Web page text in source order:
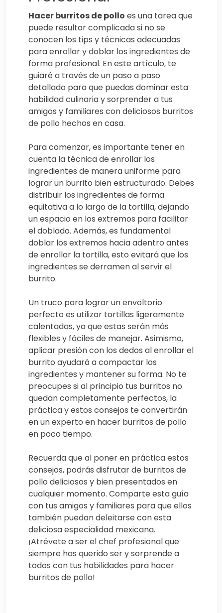
Hacer burritos de pollo es una tarea que
puede resultar complicada si no se
conocen los tips y técnicas adecuadas
para enrollar y doblar los ingredientes de
forma profesional. En este artículo, te
guiaré a través de un paso a paso
detallado para que puedas dominar esta
habilidad culinaria y sorprender a tus
amigos y familiares con deliciosos burritos
de pollo hechos en casa.
Para comenzar, es importante tener en
cuenta la técnica de enrollar los
ingredientes de manera uniforme para
lograr un burrito bien estructurado. Debes
distribuir los ingredientes de forma
equitativa a lo largo de la tortilla, dejando
un espacio en los extremos para facilitar
el doblado. Además, es fundamental
doblar los extremos hacia adentro antes
de enrollar la tortilla, esto evitará que los
ingredientes se derramen al servir el
burrito.
Un truco para lograr un envoltorio
perfecto es utilizar tortillas ligeramente
calentadas, ya que estas serán más
flexibles y fáciles de manejar. Asimismo,
aplicar presión con los dedos al enrollar el
burrito ayudará a compactar los
ingredientes y mantener su forma. No te
preocupes si al principio tus burritos no
quedan completamente perfectos, la
práctica y estos consejos te convertirán
en un experto en hacer burritos de pollo
en poco tiempo.
Recuerda que al poner en práctica estos
consejos, podrás disfrutar de burritos de
pollo deliciosos y bien presentados en
cualquier momento. Comparte esta guía
con tus amigos y familiares para que ellos
también puedan deleitarse con esta
deliciosa especialidad mexicana.
¡Atrévete a ser el chef profesional que
siempre has querido ser y sorprende a
todos con tus habilidades para hacer
burritos de pollo!